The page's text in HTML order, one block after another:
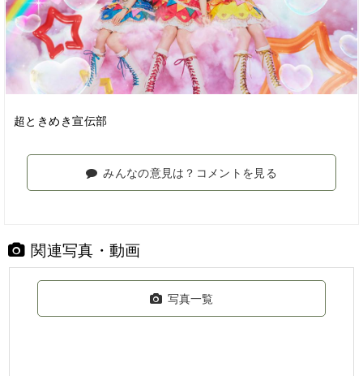
超ときめき宣伝部
みんなの意見は？コメントを見る
関連写真・動画
写真一覧